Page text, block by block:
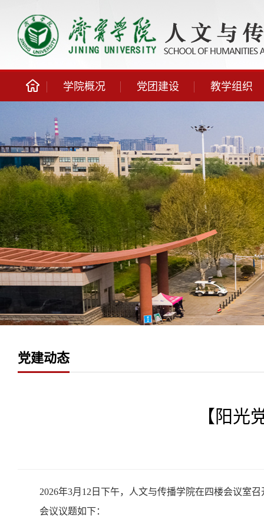
学院概况 党团建设 教学组织
党建动态
【阳光
2026年3月12日下午，人文与传播学院在四楼会议室
会议议题如下：